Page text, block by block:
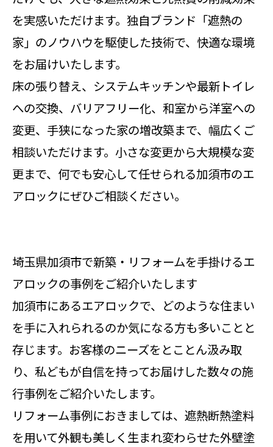
を実感いただけます。独自ブランド「遮熱の
家」のノウハウを駆使した技術で、快適な環境
をお届けいたします。
床の張り替え、システムキッチンや最新トイレ
への交換、バリアフリー化、和室から洋室への
変更、手狭になった家の増改築まで、幅広くご
相談いただけます。小さな変更から大規模な変
更まで、何でも安心して任せられる加須市のエ
アロックにぜひご相談ください。
埼玉県加須市で新築・リフォームを手掛けるエ
アロックの事例をご紹介いたします
加須市にあるエアロックで、どのような住まい
を手に入れられるのか気になる方も多いことと
存じます。お客様のニーズをとことん汲み取
り、私どもが自信を持ってお届けした数々の施
行事例をご紹介いたします。
リフォーム事例におきましては、遮熱断熱塗料
を用いて外観も美しく生まれ変わらせた外壁塗